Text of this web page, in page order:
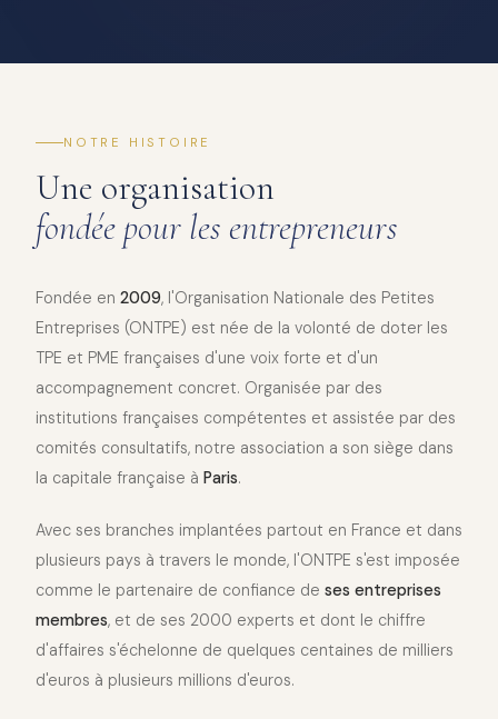
NOTRE HISTOIRE
Une organisation
fondée pour les entrepreneurs
Fondée en 2009, l'Organisation Nationale des Petites
Entreprises (ONTPE) est née de la volonté de doter les
TPE et PME françaises d'une voix forte et d'un
accompagnement concret. Organisée par des
institutions françaises compétentes et assistée par des
comités consultatifs, notre association a son siège dans
la capitale française à Paris.
Avec ses branches implantées partout en France et dans
plusieurs pays à travers le monde, l'ONTPE s'est imposée
comme le partenaire de confiance de ses entreprises
membres, et de ses 2000 experts et dont le chiffre
d'affaires s'échelonne de quelques centaines de milliers
d'euros à plusieurs millions d'euros.